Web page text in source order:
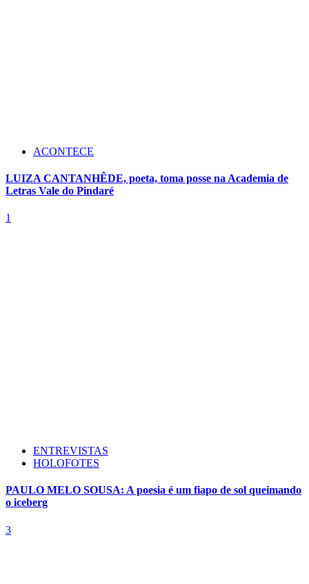
ACONTECE
LUIZA CANTANHÊDE, poeta, toma posse na Academia de
Letras Vale do Pindaré
1
ENTREVISTAS
HOLOFOTES
PAULO MELO SOUSA: A poesia é um fiapo de sol queimando
o iceberg
3